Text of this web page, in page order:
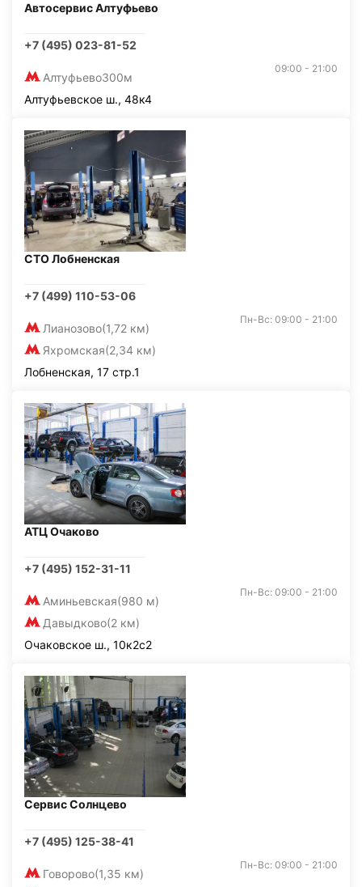
Автосервис Алтуфьево
+7 (495) 023-81-52
Алтуфьево300м
09:00 - 21:00
Алтуфьевское ш., 48к4
СТО Лобненская
+7 (499) 110-53-06
Лианозово(1,72 км)
Яхромская(2,34 км)
Пн-Вс: 09:00 - 21:00
Лобненская, 17 стр.1
АТЦ Очаково
+7 (495) 152-31-11
Аминьевская(980 м)
Давыдково(2 км)
Пн-Вс: 09:00 - 21:00
Очаковское ш., 10к2с2
Сервис Солнцево
+7 (495) 125-38-41
Говорово(1,35 км)
Пн-Вс: 09:00 - 21:00